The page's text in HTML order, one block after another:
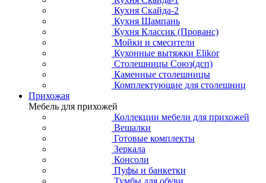
Кухня Скайда-2
Кухня Шампань
Кухня Классик (Прованс)
Мойки и смесители
Кухонные вытяжки Elikor
Столешницы Союз(дсп)
Каменные столешницы
Комплектующие для столешниц
Прихожая
Мебель для прихожей
Коллекции мебели для прихожей
Вешалки
Готовые комплекты
Зеркала
Консоли
Пуфы и банкетки
Тумбы для обуви